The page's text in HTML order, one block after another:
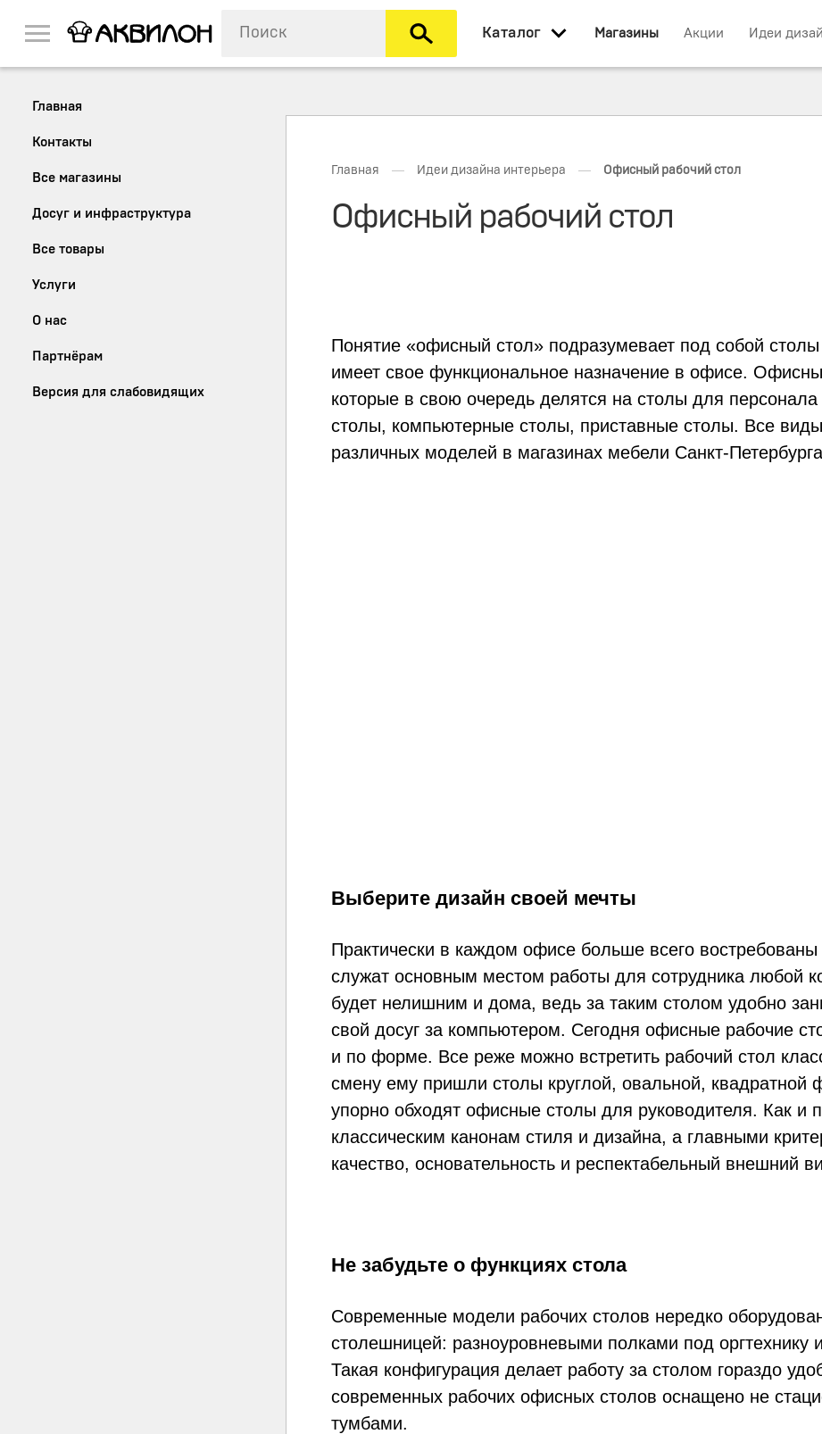
Каталог Магазины Акции Идеи
Главная — Идеи дизайна интерьера — Офисный рабочий стол
Офисный рабочий стол
Понятие «офисный стол» подразумевает под собой
имеет свое функциональное назначение в офисе.
которые в свою очередь делятся на столы для
столы, компьютерные столы, приставные столы. Все
различных моделей в магазинах мебели Санкт-
Выберите дизайн своей мечты
Практически в каждом офисе больше всего
служат основным местом работы для сотрудника любой
будет нелишним и дома, ведь за таким столом удобно
свой досуг за компьютером. Сегодня офисные рабочие
и по форме. Все реже можно встретить рабочий стол
смену ему пришли столы круглой, овальной,
упорно обходят офисные столы для руководителя. Как и
классическим канонам стиля и дизайна, а главными
качество, основательность и респектабельный внешний
Не забудьте о функциях стола
Современные модели рабочих столов нередко
столешницей: разноуровневыми полками под оргтехнику
Такая конфигурация делает работу за столом гораздо
современных рабочих офисных столов оснащено не
тумбами.
Главная
Контакты
Все магазины
Досуг и инфраструктура
Все товары
Услуги
О нас
Партнёрам
Версия для слабовидящих